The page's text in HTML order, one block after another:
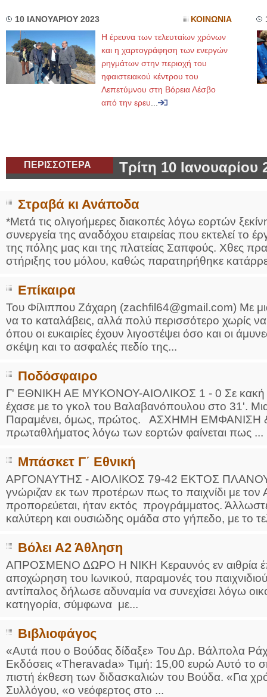
10 ΙΑΝΟΥΑΡΙΟΥ 2023 ΚΟΙΝΩΝΙΑ
Η έρευνα των τελευταίων χρόνων
και η χαρτογράφηση των ενεργών
ρηγμάτων στην περιοχή του
ηφαιστειακού κέντρου του
Λεπετύμνου στη Βόρεια Λέσβο
από την ερευ
ΠΕΡΙΣΣΟΤΕΡΑ Τρίτη 10 Ιανουαρίου
Στραβά κι Ανάποδα
*Mετά τις ολιγοήμερες διακοπές λόγω εορτών
συνεργεία της αναδόχου εταιρείας που εκτελεί
της πόλης μας και της πλατείας Σαπφούς. Χθες
στήριξης του μόλου, καθώς παρατηρήθηκε
Επίκαιρα
Του Φίλιππου Ζάχαρη (zachfil64@gmail.com) Με
να το καταλάβεις, αλλά πολύ περισσότερο χωρίς
όπου οι ευκαιρίες έχουν λιγοστέψει όσο και οι
σκέψη και το ασφαλές πεδίο της...
Ποδόσφαιρο
Γ' ΕΘΝΙΚΗ ΑΕ ΜΥΚΟΝΟΥ-ΑΙΟΛΙΚΟΣ 1 - 0 Σε κακή
έχασε με το γκολ του Βαλαβανόπουλου στο 31'. Μια
Παραμένει, όμως, πρώτος. ΑΣΧΗΜΗ ΕΜΦΑΝΙΣΗ
πρωταθλήματος λόγω των εορτών φαίνεται πως ...
Μπάσκετ Γ΄ Εθνική
ΑΡΓΟΝΑΥΤΗΣ - ΑΙΟΛΙΚΟΣ 79-42 ΕΚΤΟΣ
γνώριζαν εκ των προτέρων πως το παιχνίδι με
προπορεύεται, ήταν εκτός προγράμματος.
καλύτερη και ουσιώδης ομάδα στο γήπεδο, με το
Βόλει Α2 Άθληση
ΑΠΡΟΣΜΕΝΟ ΔΩΡΟ Η ΝΙΚΗ Κεραυνός εν αιθρία
αποχώρηση του Ιωνικού, παραμονές του
αντίπαλος δήλωσε αδυναμία να συνεχίσει λόγω
κατηγορία, σύμφωνα με...
Βιβλιοφάγος
«Αυτά που ο Βούδας δίδαξε» Του Δρ. Βάλπολα
Εκδόσεις «Theravada» Τιμή: 15,00 ευρώ Αυτό το
πιστή έκθεση των διδασκαλιών του Βούδα. «Για
Συλλόγου, «ο νεόφερτος στο ...